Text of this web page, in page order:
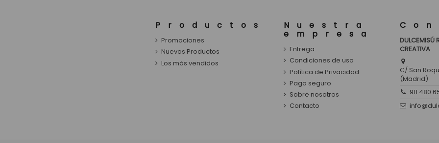
Productos
Promociones
Nuevos Productos
Los más vendidos
Nuestra
empresa
Entrega
Condiciones de uso
Política de Privacidad
Pago seguro
Sobre nosotros
Contacto
DULCEMISÚ
CREATIVA
C/ San
(Madrid)
911 480